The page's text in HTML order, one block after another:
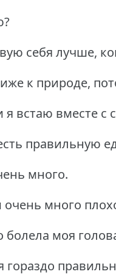
себя лучше,
к природе,
я встаю вместе с
правильную
много.
много
болела моя
гораздо